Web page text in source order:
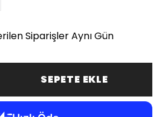
Siparişler Aynı Gün
SEPETE EKLE